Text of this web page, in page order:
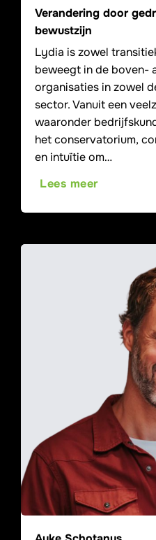
Verandering door
bewustzijn
Lydia is zowel
beweegt in de boven-
organisaties in zowel
sector. Vanuit een
waaronder
het conservatorium,
en intuïtie om…
Lees meer